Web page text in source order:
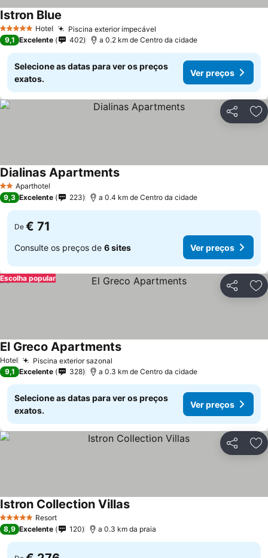
5 Estrelas Hotel Piscina exterior impecável
Istron Blue
9,1 Excelente 402 a 0.2 km de Centro da cidade
Selecione as datas para ver os preços
exatos.
Ver preços
Partilhar
2 EstrelasAparthotel
Dialinas Apartments
9,3 Excelente 223 a 0.4 km de Centro da cidade
De € 71
Consulte os preços de 6 sites Ver preços
Partilhar
Escolha popular
Hotel Piscina exterior sazonal
El Greco Apartments
9,1 Excelente 328 a 0.3 km de Centro da cidade
Selecione as datas para ver os preços
exatos.
Ver preços
Partilhar
5 Estrelas Resort
Istron Collection Villas
8,9 Excelente 120 a 0.3 km da praia